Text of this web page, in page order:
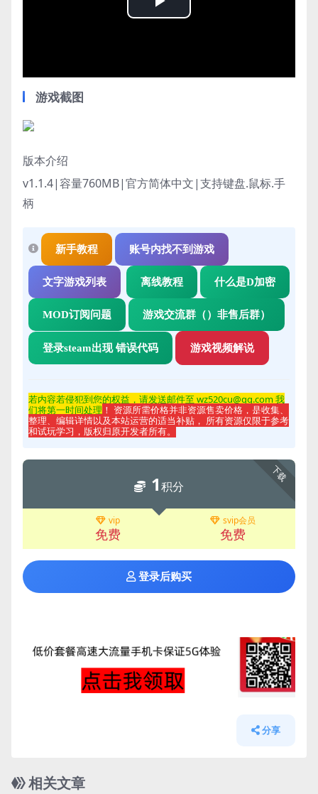
Play
游戏截图
版本介绍
v1.1.4|容量760MB|官方简体中文|支持键盘.鼠标.手
柄
新手教程 账号内找不到游戏
文字游戏列表 离线教程 什么是D加密
MOD订阅问题 游戏交流群（）非售后群）
登录steam出现 错误代码 游戏视频解说
若内容若侵犯到您的权益，请发送邮件至 wz520cu@qq.com 我
们将第一时间处理 ！ 资源所需价格并非资源售卖价格，是收集、
整理、编辑详情以及本站运营的适当补贴， 所有资源仅限于参考
和试玩学习，版权归原开发者所有。
下载
1积分
vip
免费
svip会员
免费
登录后购买
分享
相关文章